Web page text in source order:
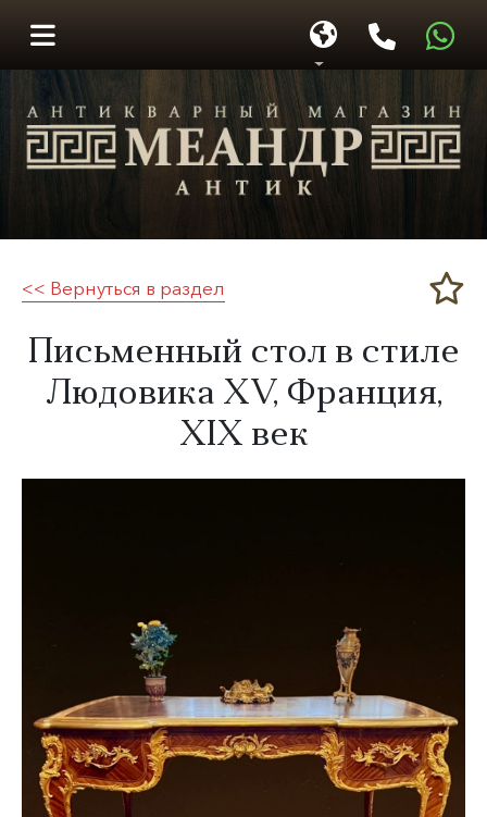
Меандр-Антик
<< Вернуться в раздел
Письменный стол в стиле
Людовика XV, Франция,
XIX век